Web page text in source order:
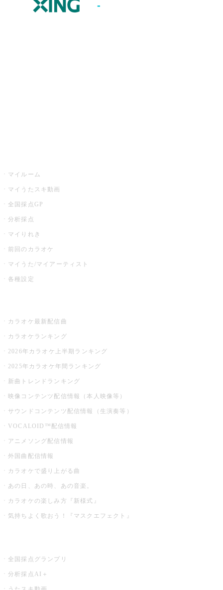
マイルーム
マイうたスキ動画
全国採点GP
分析採点
マイりれき
前回のカラオケ
マイうた/マイアーティスト
各種設定
カラオケ最新配信曲
カラオケランキング
2026年カラオケ上半期ランキング
2025年カラオケ年間ランキング
新曲トレンドランキング
映像コンテンツ配信情報（本人映像等）
サウンドコンテンツ配信情報（生演奏等）
VOCALOID™配信情報
アニメソング配信情報
外国曲配信情報
カラオケで盛り上がる曲
あの日、あの時、あの音楽。
カラオケの楽しみ方『新様式』
気持ちよく歌おう！『マスクエフェクト』
全国採点グランプリ
分析採点AI＋